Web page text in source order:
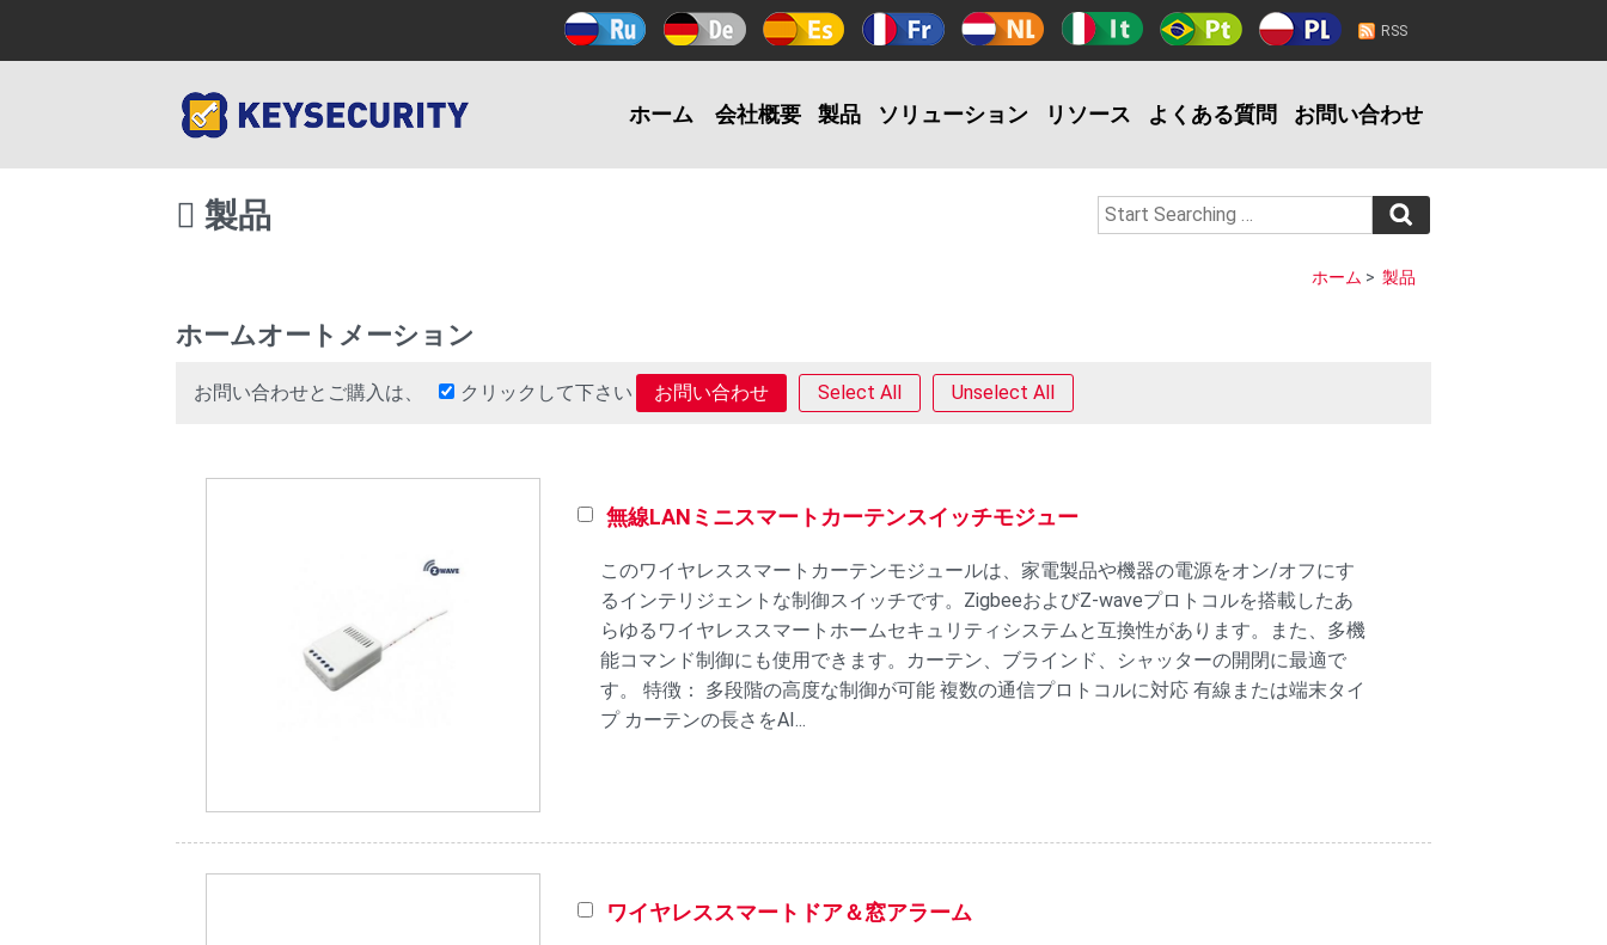
RSS
ホーム 会社概要 製品 ソリューション リソース よくある質問 お問い合わせ
製品
ホーム > 製品
ホームオートメーション
お問い合わせとご購入は、 クリックして下さい Select All Unselect All
無線LANミニスマートカーテンスイッチモジュー
このワイヤレススマートカーテンモジュールは、家電製品や機器の電源をオン/オフにす
るインテリジェントな制御スイッチです。ZigbeeおよびZ-waveプロトコルを搭載したあ
らゆるワイヤレススマートホームセキュリティシステムと互換性があります。また、多機
能コマンド制御にも使用できます。カーテン、ブラインド、シャッターの開閉に最適で
す。 特徴： 多段階の高度な制御が可能 複数の通信プロトコルに対応 有線または端末タイ
プ カーテンの長さをAI...
ワイヤレススマートドア＆窓アラーム